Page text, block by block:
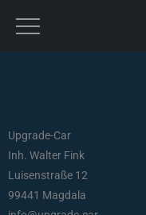
Upgrade-Car
Inh. Walter Fink
Luisenstraße 12
99441 Magdala